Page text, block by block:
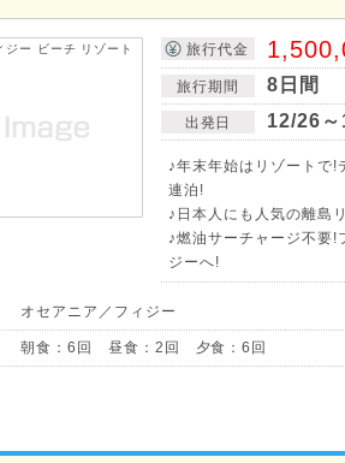
旅行代金
旅行期間 8日間
出発日 12/26
♪年末年始はリゾートで!
連泊!
♪日本人にも人気の離島
♪燃油サーチャージ不要!
ジーへ!
オセアニア／フィジー
朝食：6回 昼食：2回 夕食：6回